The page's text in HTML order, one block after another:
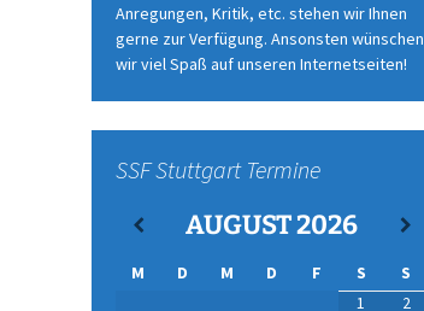
Anregungen, Kritik, etc. stehen wir Ihnen
gerne zur Verfügung. Ansonsten wünschen
wir viel Spaß auf unseren Internetseiten!
SSF Stuttgart Termine
AUGUST2026
M D M D F S
S
1
2